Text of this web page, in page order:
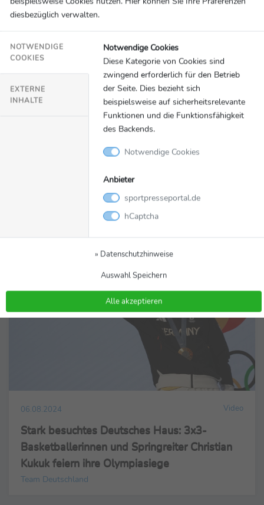
Olympische Spiele
Pressekonferenz mit den Olympiasiegern
Christian Kukuk und den 3x3-
Basketballerinnen
06.08.2024 Video
Stark besuchtes Deutsches Haus: 3x3-
Basketballerinnen und Springreiter Christian
Kukuk feiern ihre Olympiasiege
Team Deutschland
diesbezüglich verwalten.
NOTWENDIGE
COOKIES
EXTERNE
INHALTE
Notwendige Cookies
Diese Kategorie von Cookies sind
zwingend erforderlich für den Betrieb
der Seite. Dies bezieht sich
beispielsweise auf sicherheitsrelevante
Funktionen und die Funktionsfähigkeit
des Backends.
Notwendige Cookies
Anbieter
sportpresseportal.de
hCaptcha
» Datenschutzhinweise
Auswahl Speichern
Alle akzeptieren